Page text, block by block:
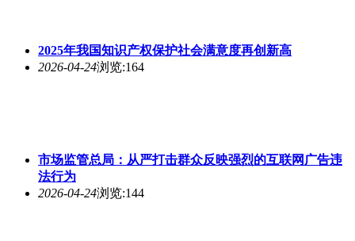
2025年我国知识产权保护社会满意度再创新高
2026-04-24浏览:164
市场监管总局：从严打击群众反映强烈的互联网广告违
法行为
2026-04-24浏览:144